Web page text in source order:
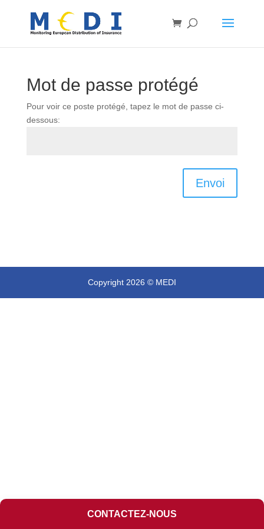
Mot de passe protégé
Pour voir ce poste protégé, tapez le mot de passe ci-
dessous:
Envoi
Copyright 2026 © MEDI
CONTACTEZ-NOUS